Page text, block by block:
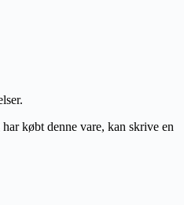
købt denne vare, kan skrive en